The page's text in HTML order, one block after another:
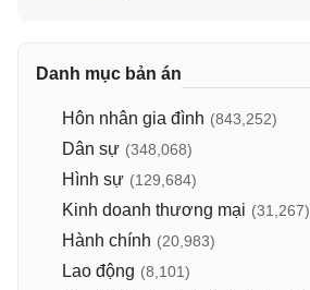
Danh mục bản án
Hôn nhân gia đình (843,252)
Dân sự (348,068)
Hình sự (129,684)
Kinh doanh thương mại (31,267)
Hành chính (20,983)
Lao động (8,101)